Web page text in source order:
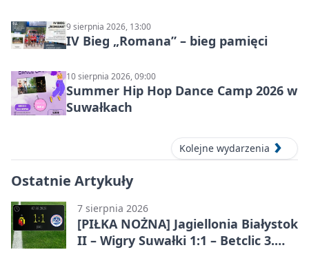
9 sierpnia 2026, 13:00
IV Bieg „Romana” – bieg pamięci
10 sierpnia 2026, 09:00
Summer Hip Hop Dance Camp 2026 w
Suwałkach
Kolejne wydarzenia
Ostatnie Artykuły
7 sierpnia 2026
[PIŁKA NOŻNA] Jagiellonia Białystok
II – Wigry Suwałki 1:1 – Betclic 3.